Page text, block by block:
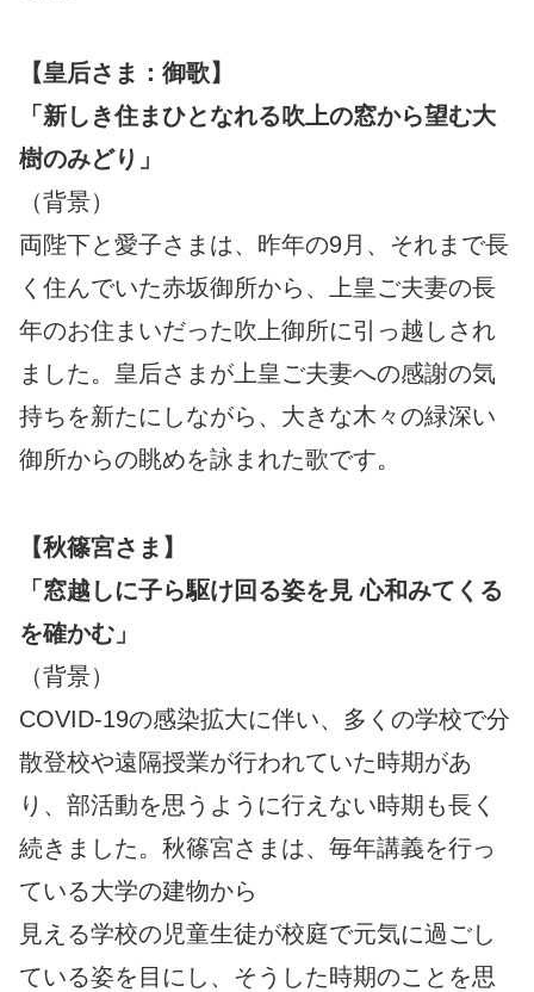
【皇后さま：御歌】
「新しき住まひとなれる吹上の窓から望む大
樹のみどり」
（背景）
両陛下と愛子さまは、昨年の9月、それまで長
く住んでいた赤坂御所から、上皇ご夫妻の長
年のお住まいだった吹上御所に引っ越しされ
ました。皇后さまが上皇ご夫妻への感謝の気
持ちを新たにしながら、大きな木々の緑深い
御所からの眺めを詠まれた歌です。
【秋篠宮さま】
「窓越しに子ら駆け回る姿を見 心和みてくる
を確かむ」
（背景）
COVID-19の感染拡大に伴い、多くの学校で分
散登校や遠隔授業が行われていた時期があ
り、部活動を思うように行えない時期も長く
続きました。秋篠宮さまは、毎年講義を行っ
ている大学の建物から
見える学校の児童生徒が校庭で元気に過ごし
ている姿を目にし、そうした時期のことを思